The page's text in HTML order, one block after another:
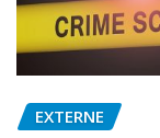
EXTERNE